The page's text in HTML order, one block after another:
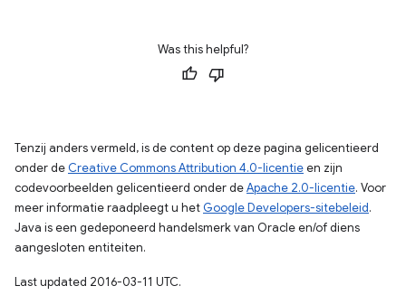
Was this helpful?
Tenzij anders vermeld, is de content op deze pagina gelicentieerd
onder de Creative Commons Attribution 4.0-licentieen zijn
codevoorbeelden gelicentieerd onder deApache 2.0-licentie. Voor
meer informatie raadpleegt u het Google Developers-sitebeleid.
Java is een gedeponeerd handelsmerk van Oracle en/of diens
aangesloten entiteiten.
Last updated 2016-03-11 UTC.